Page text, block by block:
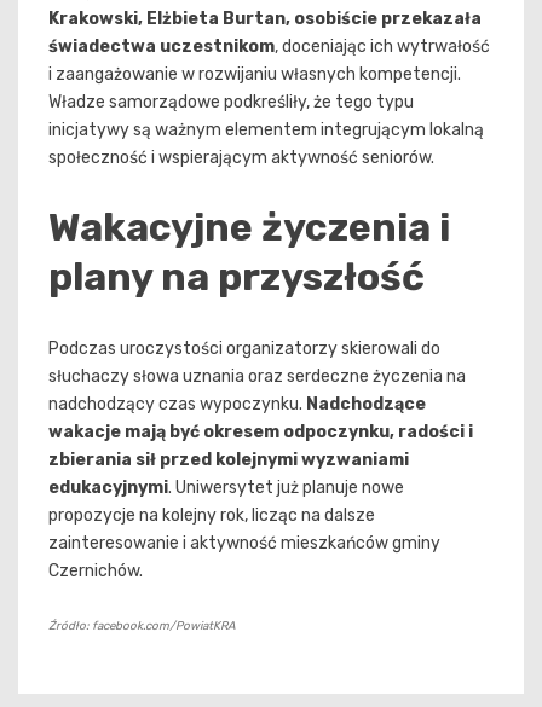
Krakowski, Elżbieta Burtan, osobiście przekazała
świadectwa uczestnikom, doceniając ich wytrwałość
i zaangażowanie w rozwijaniu własnych kompetencji.
Władze samorządowe podkreśliły, że tego typu
inicjatywy są ważnym elementem integrującym lokalną
społeczność i wspierającym aktywność seniorów.
Wakacyjne życzenia i
plany na przyszłość
Podczas uroczystości organizatorzy skierowali do
słuchaczy słowa uznania oraz serdeczne życzenia na
nadchodzący czas wypoczynku. Nadchodzące
wakacje mają być okresem odpoczynku, radości i
zbierania sił przed kolejnymi wyzwaniami
edukacyjnymi. Uniwersytet już planuje nowe
propozycje na kolejny rok, licząc na dalsze
zainteresowanie i aktywność mieszkańców gminy
Czernichów.
Źródło: facebook.com/PowiatKRA